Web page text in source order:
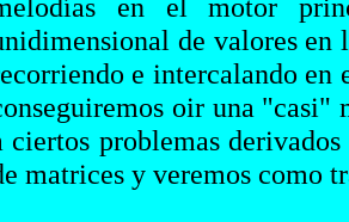
de valores en
e intercalando
oir una "casi"
ciertos problemas
matrices y veremos como